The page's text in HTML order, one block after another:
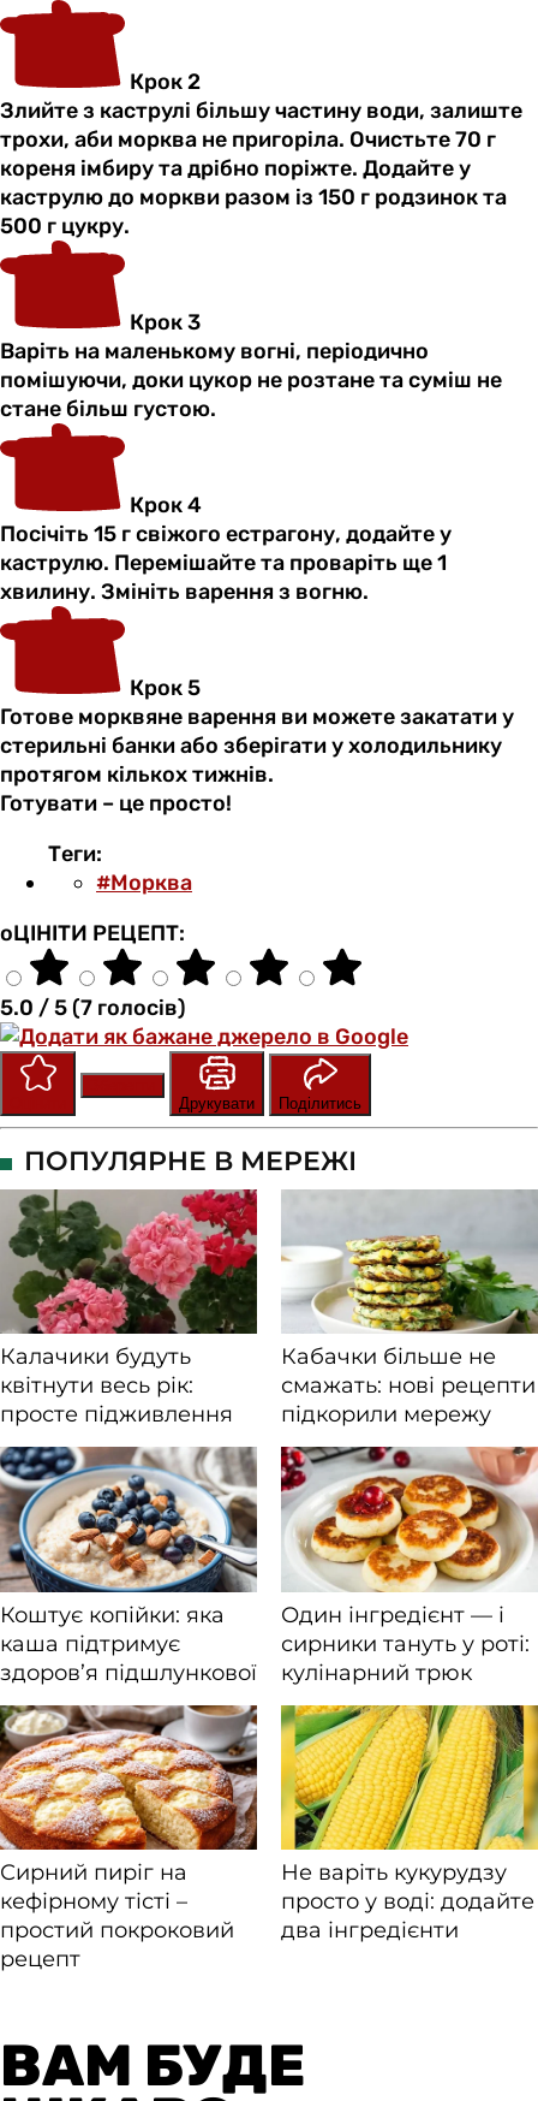
Крок 2
Злийте з каструлі більшу частину води, залиште
трохи, аби морква не пригоріла. Очистьте 70 г
кореня імбиру та дрібно поріжте. Додайте у
каструлю до моркви разом із 150 г родзинок та
500 г цукру.
Крок 3
Варіть на маленькому вогні, періодично
помішуючи, доки цукор не розтане та суміш не
стане більш густою.
Крок 4
Посічіть 15 г свіжого естрагону, додайте у
каструлю. Перемішайте та проваріть ще 1
хвилину. Змініть варення з вогню.
Крок 5
Готове морквяне варення ви можете закатати у
стерильні банки або зберігати у холодильнику
протягом кількох тижнів.
Готувати – це просто!
Теги:
#Морква
оЦІНІТИ РЕЦЕПТ:
5.0 / 5 (7 голосів)
Друкувати
Поділитись
ВАМ БУДЕ